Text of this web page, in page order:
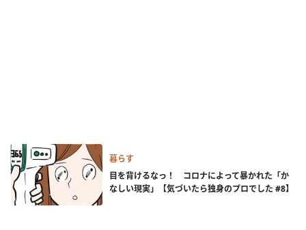
暮らす
目を背けるなっ！ コロナによって暴かれた「か
なしい現実」【気づいたら独身のプロでした #8】